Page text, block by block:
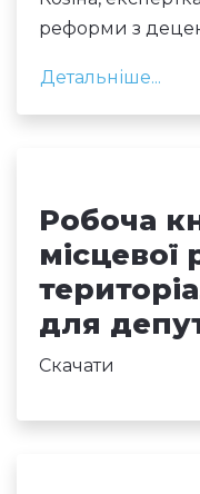
реформи з
Детальніше...
Робоча
місцевої
для
Скачати